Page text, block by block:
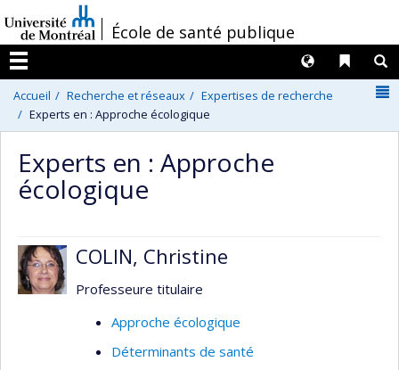
au
contenu
/École de santé publique
Menu
Liens
Langues
Accueil Recherche et réseaux
Expertises de recherche
Experts en : Approche écologique
Experts en : Approche
écologique
COLIN, Christine
Professeure titulaire
Approche écologique
Déterminants de santé